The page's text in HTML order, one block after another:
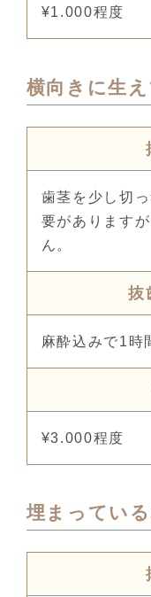
¥1.000程度
横向きに生
歯茎を少し切
要があります
ん。
抜
麻酔込みで1時
¥3.000程度
埋まってい